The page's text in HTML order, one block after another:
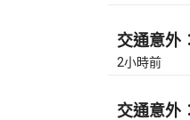
交通意外
2小時前
交通意外